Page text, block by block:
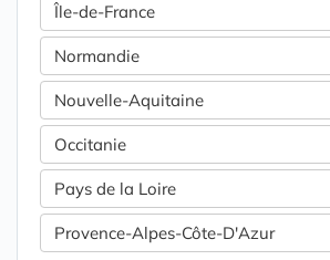
Île-de-France
Normandie
Nouvelle-Aquitaine
Occitanie
Pays de la Loire
Provence-Alpes-Côte-D'Azur